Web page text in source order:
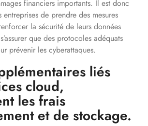
financiers importants. Il est donc
entreprises de prendre des mesures
la sécurité de leurs données
que des protocoles adéquats
prévenir les cyberattaques.
liés
cloud,
les frais
et de stockage.